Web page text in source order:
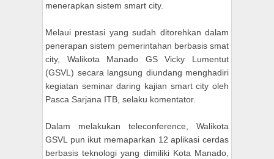
menerapkan sistem smart city.
Melaui prestasi yang sudah ditorehkan dalam
penerapan sistem pemerintahan berbasis smat
city, Walikota Manado GS Vicky Lumentut
(GSVL) secara langsung diundang menghadiri
kegiatan seminar daring kajian smart city oleh
Pasca Sarjana ITB, selaku komentator.
Dalam melakukan teleconference, Walikota
GSVL pun ikut memaparkan 12 aplikasi cerdas
berbasis teknologi yang dimiliki Kota Manado,